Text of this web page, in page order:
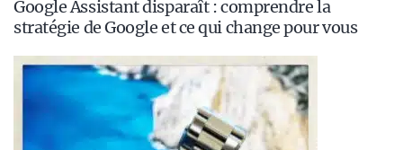
Google Assistant disparaît : comprendre la
stratégie de Google et ce qui change pour vous